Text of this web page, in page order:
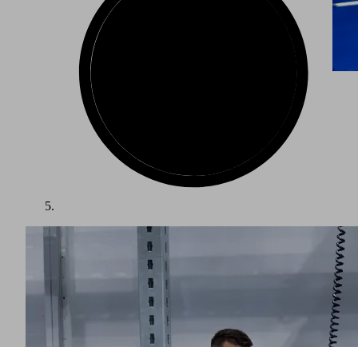
Savunma sanayisinde imalat süreçleri; güvenlik, hassasiyet
ve kalite açısından en yüksek standartları gerektirir. Sipariş